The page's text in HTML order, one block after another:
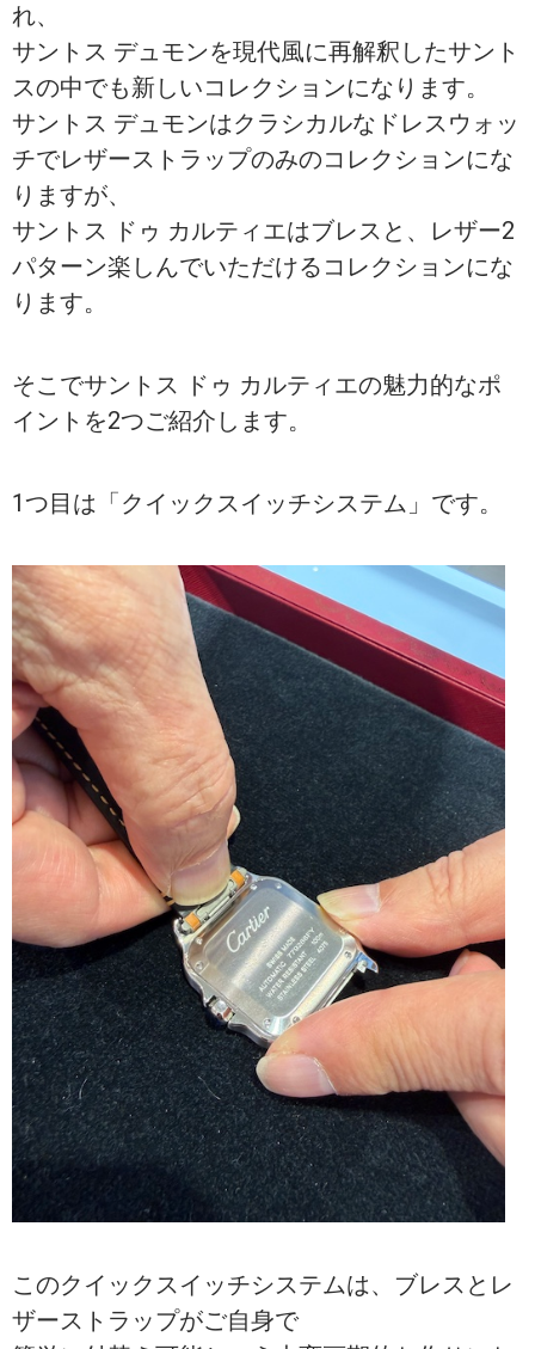
れ、
サントス デュモンを現代風に再解釈したサント
スの中でも新しいコレクションになります。
サントス デュモンはクラシカルなドレスウォッ
チでレザーストラップのみのコレクションにな
りますが、
サントス ドゥ カルティエはブレスと、レザー2
パターン楽しんでいただけるコレクションにな
ります。
そこでサントス ドゥ カルティエの魅力的なポ
イントを2つご紹介します。
1つ目は「クイックスイッチシステム」です。
このクイックスイッチシステムは、ブレスとレ
ザーストラップがご自身で